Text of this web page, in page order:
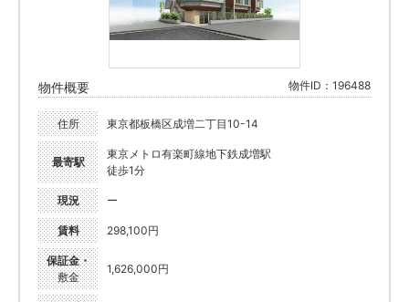
物件概要 物件ID：196488
住所 東京都板橋区成増二丁目10-14
最寄駅
東京メトロ有楽町線地下鉄成増駅
徒歩1分
現況 ー
賃料 298,100円
保証金・
敷金
1,626,000円